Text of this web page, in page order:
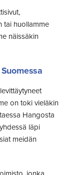
tai huollamme
näissäkin
on toki vieläkin
Hangosta
läpi
meidän